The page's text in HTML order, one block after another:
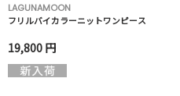
LAGUNAMOON
フリルバイカラーニットワンピース
19,800 円